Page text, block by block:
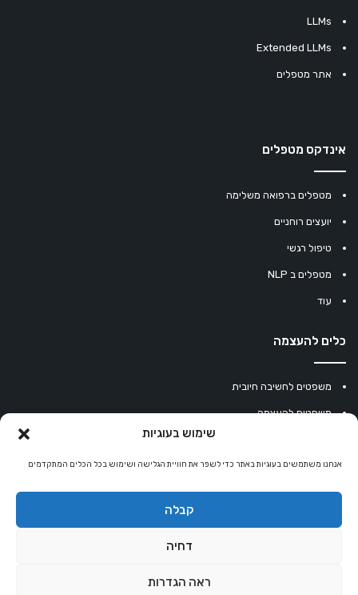
שימוש בעוגיות
אנחנו משתמשים בעוגיות באתר כדי לשפר את חוויית הגלישה ושימוש בכל הכלים המתקדמים
קבלה
דחיה
ראה הגדרות
LLMs
Extended LLMs
אתר מטפלים
אינדקס מטפלים
מטפלים ברפואה משלימה
יועצים רוחניים
טיפול רגשי
מטפלים ב NLP
עוד
כלים להעצמה
משפטים לחשיבה חיובית
משפטים להעצמה
מחשבון נומרולוגיה
קריסטלים למזלות
© כל הזכויות שמורות 2026 |